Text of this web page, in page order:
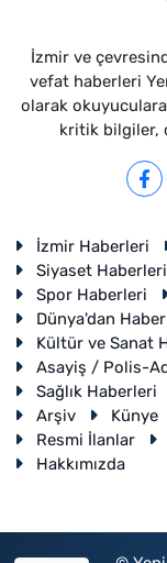
İzmir ve
vefat haberleri
olarak
kritik bilgiler,
İzmir Haberleri
Siyaset Haberleri
Spor Haberleri
Dünya'dan
Kültür ve Sanat
Asayiş / Polis-
Sağlık Haberleri
Arşiv
Künye
Resmi İlanlar
Hakkımızda